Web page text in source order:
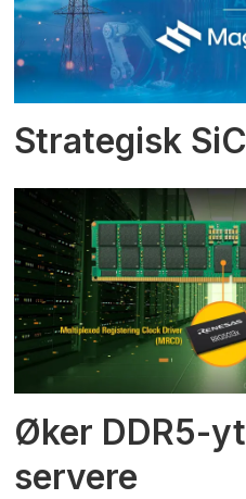
Strategisk
Øker DDR5-
servere